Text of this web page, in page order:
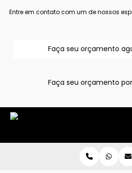
Entre em contato com um de nossos
Faça seu orçamento
Faça seu orçamento